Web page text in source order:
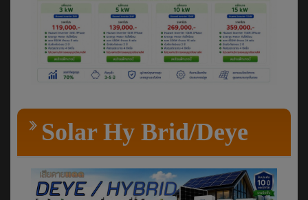
Solar Hy Brid/Deye